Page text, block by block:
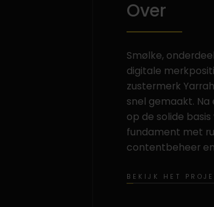
Over
Smølke,
digitale
zustermerk
snel gemaakt.
op de solide
fundament met
contentbeheer
BEKIJK HET